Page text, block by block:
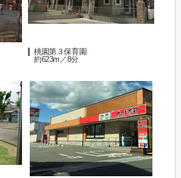
桃園第３保育園
約623m／8分